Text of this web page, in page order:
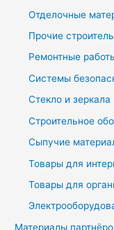
Отделочные
Прочие
Ремонтные
Системы
Стекло и зеркала
Строительное
Сыпучие
Товары для
Товары для
Материалы